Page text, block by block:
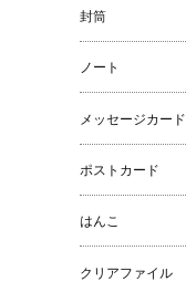
封筒
ノート
メッセージカード
ポストカード
はんこ
クリアファイル